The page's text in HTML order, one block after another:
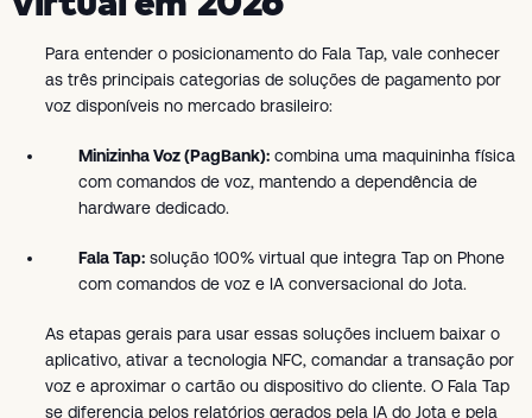
Para entender o posicionamento do Fala Tap, vale conhecer
as três principais categorias de soluções de pagamento por
voz disponíveis no mercado brasileiro:
Minizinha Voz (PagBank): combina uma maquininha física
com comandos de voz, mantendo a dependência de
hardware dedicado.
Fala Tap: solução 100% virtual que integra Tap on Phone
com comandos de voz e IA conversacional do Jota.
As etapas gerais para usar essas soluções incluem baixar o
aplicativo, ativar a tecnologia NFC, comandar a transação por
voz e aproximar o cartão ou dispositivo do cliente. O Fala Tap
se diferencia pelos relatórios gerados pela IA do Jota e pela